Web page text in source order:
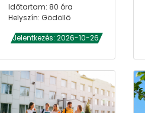
Időtartam: 80 óra
Helyszín: Gödöllő
Jelentkezés: 2026-10-26